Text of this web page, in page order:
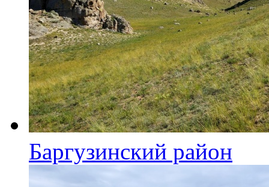
Баргузинский район